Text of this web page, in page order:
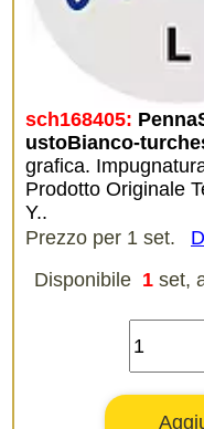
sch168405:
ustoBianco-
grafica.
Prodotto Originale
Y..
Prezzo per 1 set.
Disponibile 1 set,